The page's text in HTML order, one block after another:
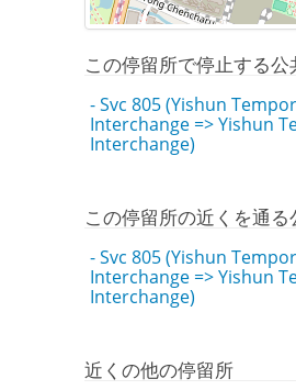
この停留所で停止する
- Svc 805 (Yishun
Interchange => Yishun
Interchange)
この停留所の近くを通
- Svc 805 (Yishun
Interchange => Yishun
Interchange)
近くの他の停留所